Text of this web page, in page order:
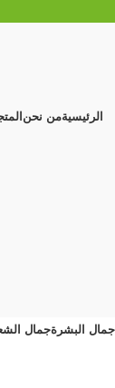
الرئيسيةمن نحن
جمال البشرةجمال